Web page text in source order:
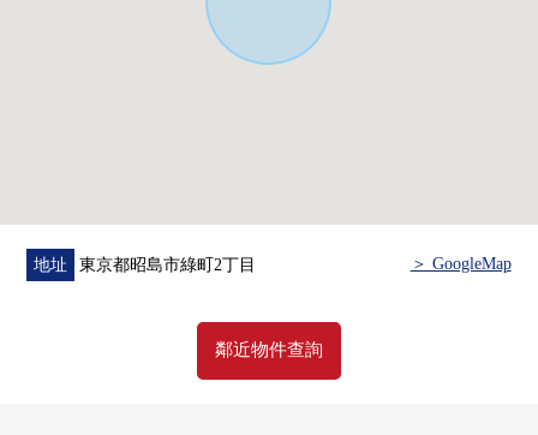
・超市·便利店生活便利設施在步行範圍以內有
房屋的詳細、需討論是如感興趣,歡迎請隨時聯繫我們。
地址 東京都昭島市綠町2丁目 ＞ GoogleMap
鄰近物件查詢